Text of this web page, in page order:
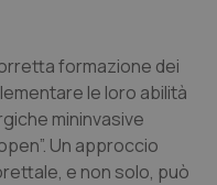
formazione dei
le loro abilità
mininvasive
Un approccio
e non solo, può